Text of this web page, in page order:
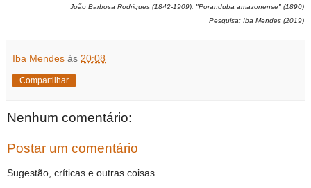
João Barbosa Rodrigues (1842-1909): "Poranduba amazonense" (1890)
Pesquisa: Iba Mendes (2019)
Iba Mendes às 20:08
Compartilhar
Nenhum comentário:
Postar um comentário
Sugestão, críticas e outras coisas...